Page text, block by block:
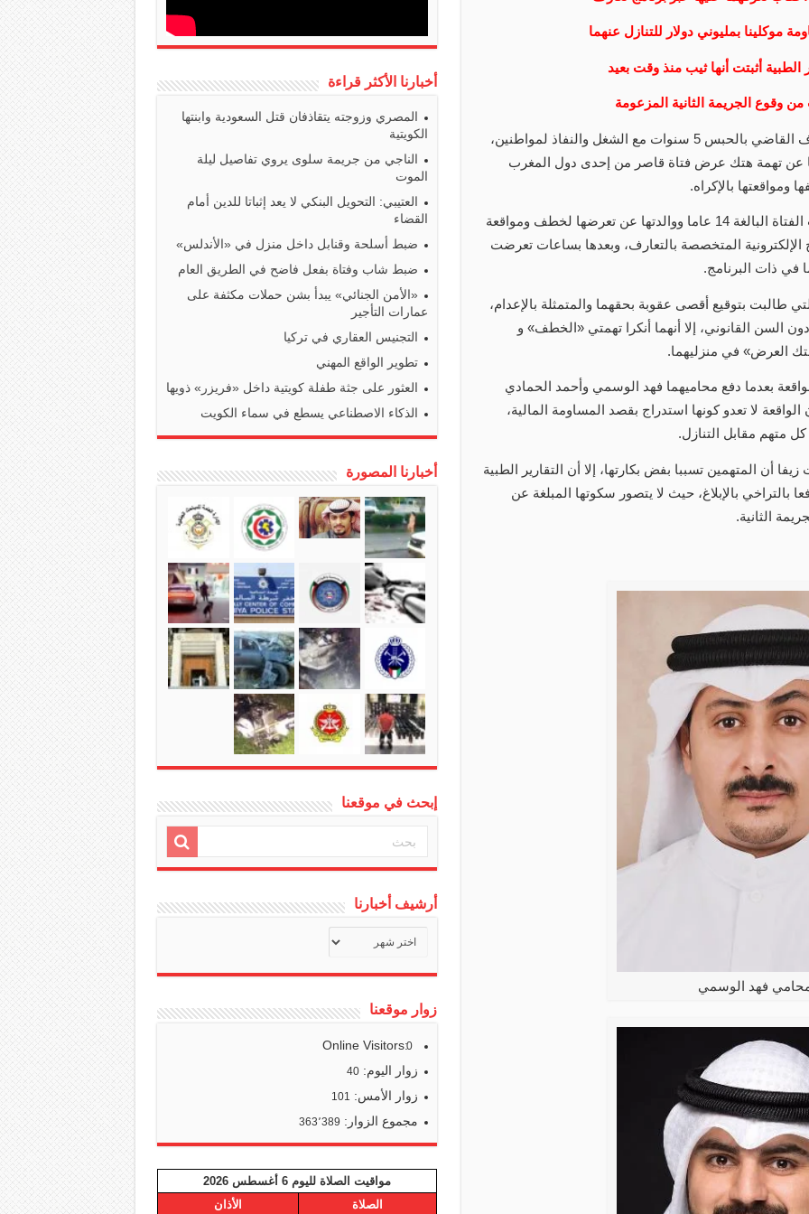
بمليوني دولار للتنازل عنهما
أثبتت أنها ثيب منذ وقت بعيد
من وقوع الجريمة الثانية المزعومة
ألغت محكمة التمييز حكم محكمة الاستئناف القاضي بالحبس 5 سنوات مع الشغل والنفاذ لمواطنين،
عن تهمة هتك عرض فتاة قاصر من إحدى دول المغرب
ومواقعتها بالإكراه.
وأحيل المتهمان إلى المحاكمة بعدما أبلغت الفتاة البالغة 14 عاما ووالدتها عن تعرضها لخطف ومواقعة
المتخصصة بالتعارف، وبعدها بساعات تعرضت
في ذات البرنامج.
طالبت بتوقيع أقصى عقوبة بحقهما والمتمثلة بالإعدام،
السن القانوني، إلا أنهما أنكرا تهمتي «الخطف» و
العرض» في منزليهما.
بعدما دفع محاميهما فهد الوسمي وأحمد الحمادي
الواقعة لا تعدو كونها استدراج بقصد المساومة المالية،
متهم مقابل التنازل.
أن المتهمين تسببا بفض بكارتها، إلا أن التقارير الطبية
بالتراخي بالإبلاغ، حيث لا يتصور سكوتها المبلغة عن
الثانية.
فهد الوسمي
أخبارنا الأكثر قراءة
المصري وزوجته يتقاذفان قتل السعودية وابنتها
الكويتية
الناجي من جريمة سلوى يروي تفاصيل ليلة
الموت
العتيبي: التحويل البنكي لا يعد إثباتا للدين أمام
القضاء
ضبط أسلحة وقنابل داخل منزل في «الأندلس»
ضبط شاب وفتاة بفعل فاضح في الطريق العام
«الأمن الجنائي» يبدأ بشن حملات مكثفة على
عمارات التأجير
التجنيس العقاري في تركيا
تطوير الواقع المهني
العثور على جثة طفلة كويتية داخل «فريزر» ذويها
الذكاء الاصطناعي يسطع في سماء الكويت
أخبارنا المصورة
إبحث في موقعنا
أرشيف أخبارنا
أخبارنا
زوار موقعنا
Online Visitors:
0
زوار اليوم:40
زوار الأمس: 101
مجموع الزوار: 363٬389
مواقيت الصلاة لليوم 6 أغسطس 2026
الصلاة
الأذان